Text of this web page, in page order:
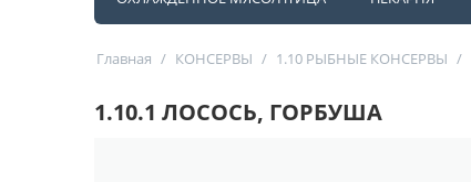
Главная / КОНСЕРВЫ / 1.10 РЫБНЫЕ КОНСЕРВЫ /
1.10.1 ЛОСОСЬ, ГОРБУША